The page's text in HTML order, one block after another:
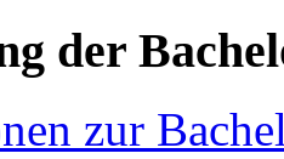
der
zur